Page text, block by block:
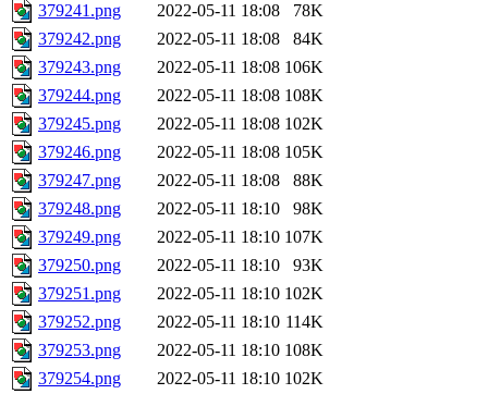
379241.png
2022-05-11 18:08
78K
379242.png
2022-05-11 18:08
84K
379243.png
2022-05-11 18:08 106K
379244.png
2022-05-11 18:08 108K
379245.png
2022-05-11 18:08 102K
379246.png
2022-05-11 18:08 105K
379247.png
2022-05-11 18:08
88K
379248.png
2022-05-11 18:10
98K
379249.png
2022-05-11 18:10 107K
379250.png
2022-05-11 18:10
93K
379251.png
2022-05-11 18:10 102K
379252.png
2022-05-11 18:10 114K
379253.png
2022-05-11 18:10 108K
379254.png
2022-05-11 18:10 102K